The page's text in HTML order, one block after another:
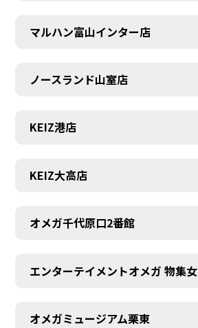
マルハン富山インター店
ノースランド山室店
KEIZ港店
KEIZ大高店
オメガ千代原口2番館
エンターテイメントオメガ 物集女
オメガミュージアム栗東